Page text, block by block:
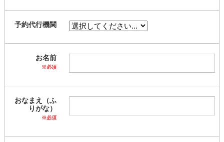
予約代行機関
お名前
※必須
おなまえ（ふ
りがな）
※必須